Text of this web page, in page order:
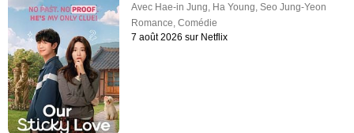
Avec Hae-in Jung, Ha Young,Seo Jung-Yeon
Romance,Comédie
7 août 2026 sur Netflix